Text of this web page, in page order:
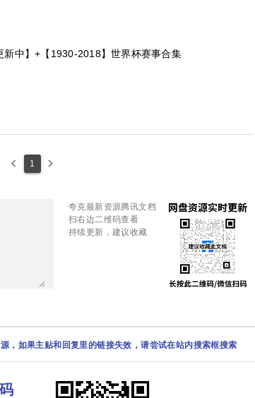
新中】+【1930-2018】世界杯赛事合集
keyboard_arrow_left 1 keyboard_arrow_right
夸克最新资源腾讯文档
扫右边二维码查看
持续更新，建议收藏
，如果主贴和回复里的链接失效，请尝试在站内搜索框搜索